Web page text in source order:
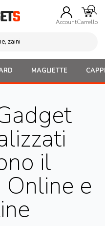
AccountCarrello
MAGLIETTE
il
e